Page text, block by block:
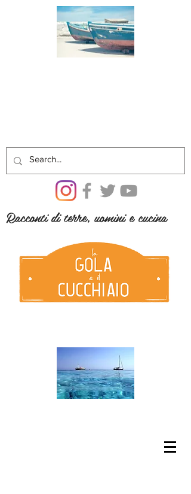
Racconti di terre, uomini e cucina